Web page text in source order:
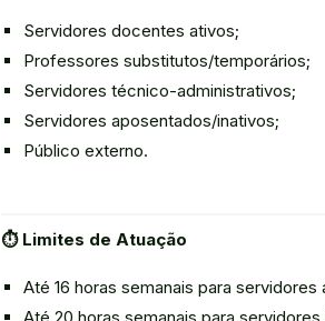
Servidores docentes ativos;
Professores substitutos/temporários;
Servidores técnico-administrativos;
Servidores aposentados/inativos;
Público externo.
⏱ Limites de Atuação
Até 16 horas semanais para